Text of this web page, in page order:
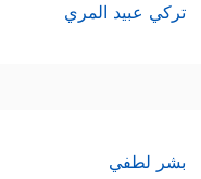
تركي عبيد المري
بشر لطفي